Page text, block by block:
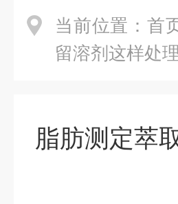
当前位置： 首
留溶剂这样处
脂肪测定萃